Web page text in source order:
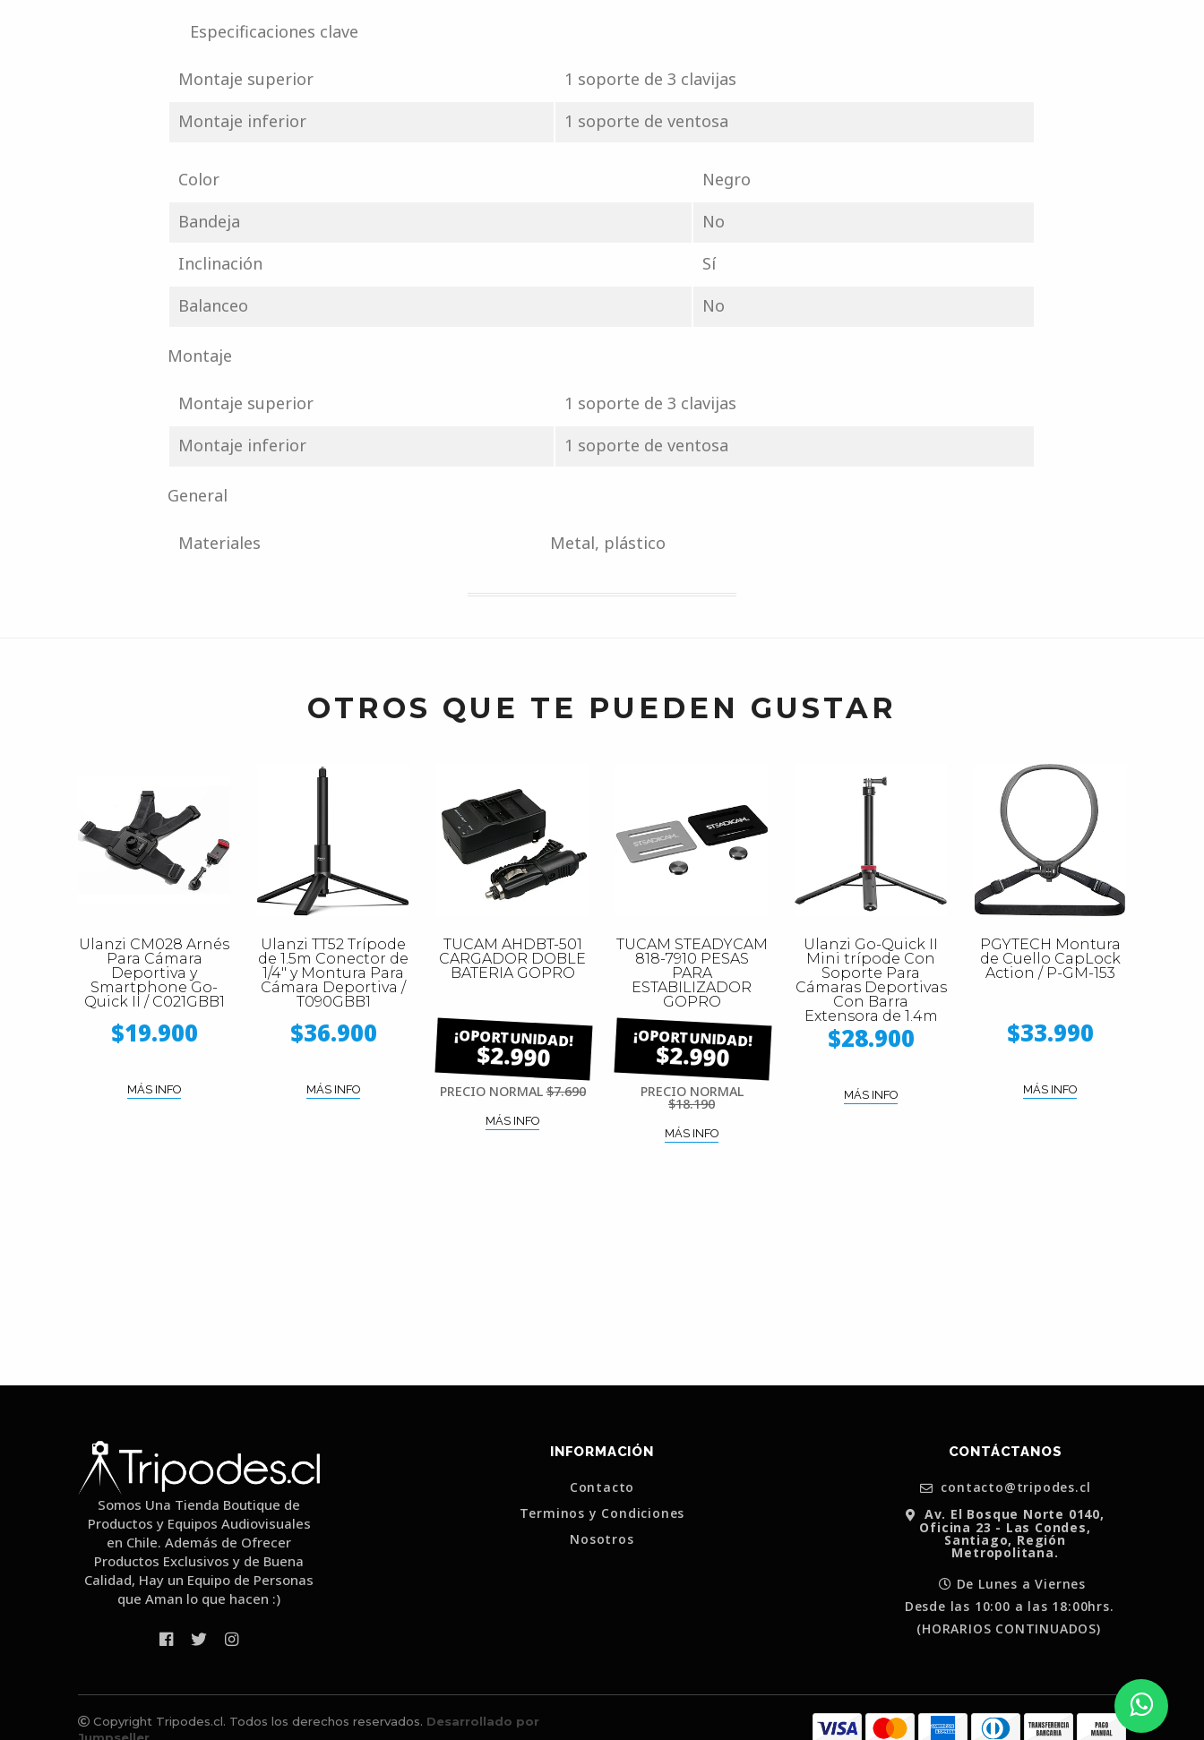
Especificaciones clave
Montaje superior
1 soporte de 3 clavijas
Montaje inferior
1 soporte de ventosa
Color
Negro
Bandeja
No
Inclinación
Sí
Balanceo
No
Montaje
Montaje superior
1 soporte de 3 clavijas
Montaje inferior
1 soporte de ventosa
General
Materiales Metal, plástico
OTROS QUE TE PUEDEN GUSTAR
Ulanzi CM028 Arnés
Para Cámara
Deportiva y
Smartphone Go-
Quick II / C021GBB1
$19.900
MÁS INFO
Ulanzi TT52 Trípode
de 1.5m Conector de
1/4" y Montura Para
Cámara Deportiva /
T090GBB1
$36.900
MÁS INFO
TUCAM AHDBT-501
CARGADOR DOBLE
BATERIA GOPRO
$2.990
PRECIO NORMAL$7.690
MÁS INFO
TUCAM STEADYCAM
818-7910 PESAS
PARA
ESTABILIZADOR
GOPRO
$2.990
PRECIO NORMAL
$18.190
MÁS INFO
Ulanzi Go-Quick II
Mini trípode Con
Soporte Para
Cámaras Deportivas
Con Barra
Extensora de 1.4m
$28.900
MÁS INFO
PGYTECH Montura
de Cuello CapLock
Action / P-GM-153
$33.990
MÁS INFO
Somos Una Tienda Boutique de
Productos y Equipos Audiovisuales
en Chile. Además de Ofrecer
Productos Exclusivos y de Buena
Calidad, Hay un Equipo de Personas
que Aman lo que hacen :)
INFORMACIÓN
Contacto
Terminos y Condiciones
Nosotros
CONTÁCTANOS
contacto@tripodes.cl
Av. El Bosque Norte 0140,
Oficina 23 - Las Condes,
Santiago, Región
Metropolitana.
De Lunes a Viernes
Desde las 10:00 a las 18:00hrs.
(HORARIOS CONTINUADOS)
Copyright Tripodes.cl. Todos los derechos reservados. Desarrollado por